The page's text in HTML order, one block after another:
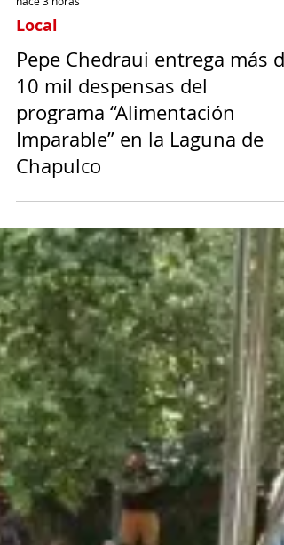
hace 3 horas
Local
Pepe Chedraui entrega más de
10 mil despensas del
programa “Alimentación